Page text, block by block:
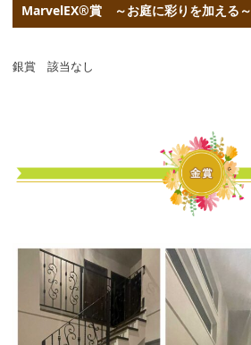
MarvelEX®賞 ～お庭に彩りを加える～
銀賞 該当なし